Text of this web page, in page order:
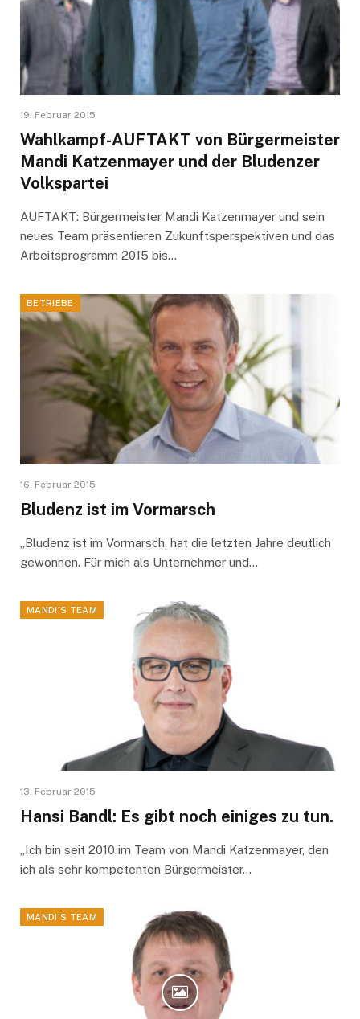
19. Februar 2015
Wahlkampf-AUFTAKT von Bürgermeister
Mandi Katzenmayer und der Bludenzer
Volkspartei
AUFTAKT: Bürgermeister Mandi Katzenmayer und sein
neues Team präsentieren Zukunftsperspektiven und das
Arbeitsprogramm 2015 bis…
BETRIEBE
16. Februar 2015
Bludenz ist im Vormarsch
„Bludenz ist im Vormarsch, hat die letzten Jahre deutlich
gewonnen. Für mich als Unternehmer und…
MANDI'S TEAM
13. Februar 2015
Hansi Bandl: Es gibt noch einiges zu tun.
„Ich bin seit 2010 im Team von Mandi Katzenmayer, den
ich als sehr kompetenten Bürgermeister…
MANDI'S TEAM